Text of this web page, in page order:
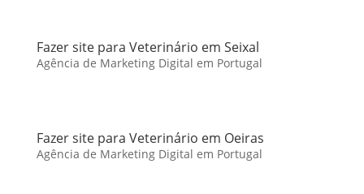
Fazer site para Veterinário em Seixal
Agência de Marketing Digital em Portugal
Fazer site para Veterinário em Oeiras
Agência de Marketing Digital em Portugal